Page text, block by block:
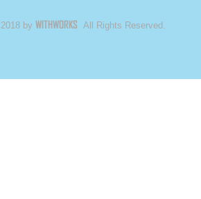
by WITHWORKS All Rights Reserved.